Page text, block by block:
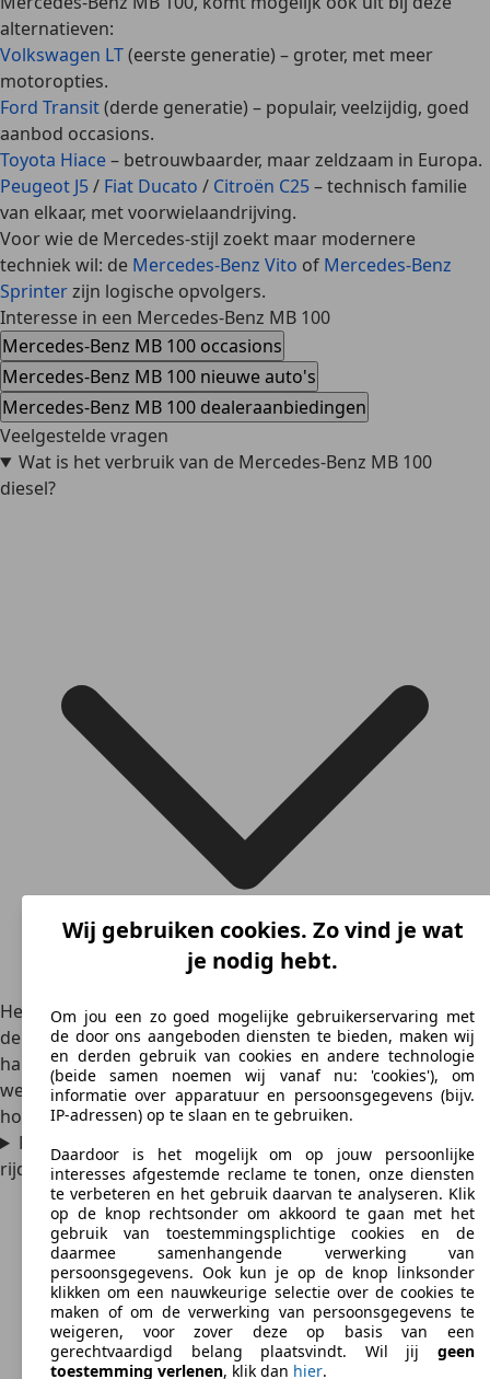
alternatieven:
Volkswagen LT(eerste generatie) – groter, met meer
motoropties.
Ford Transit(derde generatie) – populair, veelzijdig, goed
aanbod occasions.
Toyota Hiace– betrouwbaarder, maar zeldzaam in Europa.
Peugeot J5/ Fiat Ducato / Citroën C25– technisch familie
van elkaar, met voorwielaandrijving.
Voor wie de Mercedes-stijl zoekt maar modernere
techniek wil: de Mercedes-Benz Vito of Mercedes-Benz
Sprinterzijn logische opvolgers.
Interesse in een Mercedes-Benz MB 100
Mercedes-Benz MB 100 occasions
Mercedes-Benz MB 100 nieuwe auto's
Mercedes-Benz MB 100 dealeraanbiedingen
Veelgestelde vragen
Wat is het verbruik van de Mercedes-Benz MB 100
diesel?
Het brandstofverbruik van de MB 100 ligt gemiddeld rond
de 9,0 tot 11,0 liter diesel per 100 kilometer. In de praktijk
hangt het sterk af van de belading, het rijgedrag en het
wegtype. De versie zonder turbo verbruikt iets meer bij
hogere snelheden omdat het toerental dan snel oploopt.
Mag je met een Mercedes-Benz MB 100 in milieuzones
rijden?
Wij gebruiken cookies. Zo vind je wat
je nodig hebt.
Om jou een zo goed mogelijke gebruikerservaring met
de door ons aangeboden diensten te bieden, maken wij
en derden gebruik van cookies en andere technologie
(beide samen noemen wij vanaf nu: 'cookies'), om
informatie over apparatuur en persoonsgegevens (bijv.
IP-adressen) op te slaan en te gebruiken.
Daardoor is het mogelijk om op jouw persoonlijke
interesses afgestemde reclame te tonen, onze diensten
te verbeteren en het gebruik daarvan te analyseren. Klik
op de knop rechtsonder om akkoord te gaan met het
gebruik van toestemmingsplichtige cookies en de
daarmee samenhangende verwerking van
persoonsgegevens. Ook kun je op de knop linksonder
klikken om een nauwkeurige selectie over de cookies te
maken of om de verwerking van persoonsgegevens te
weigeren, voor zover deze op basis van een
gerechtvaardigd belang plaatsvindt. Wil jij geen
toestemming verlenen, klik dan hier.